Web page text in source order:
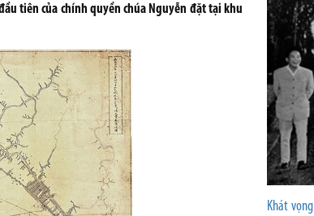
tiên của chính quyền chúa Nguyễn đặt tại khu
Khát